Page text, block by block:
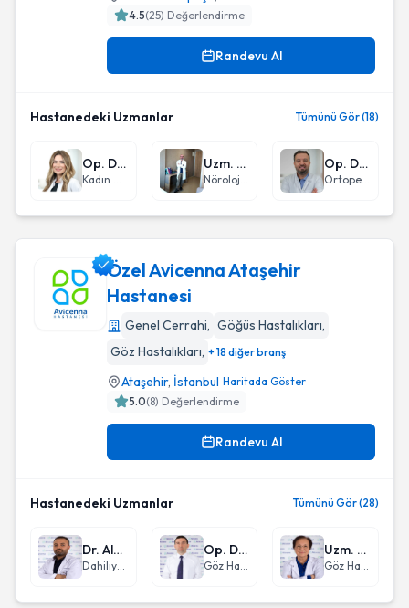
4.5(25) Değerlendirme
Randevu Al
Hastanedeki Uzmanlar Tümünü Gör (18)
Op. Dr. Feyza Gülgel Şen
Kadın Hastalıkları ve Doğum
Uzm. Dr. Serdar Taşdemir
Nöroloji (Beyin ve Sinir Hastalıkları)
Op. Dr. Kemal Şahan
Ortopedi ve Travmatoloji
Özel Avicenna Ataşehir
Hastanesi
Genel Cerrahi, Göğüs Hastalıkları,
Göz Hastalıkları, + 18 diğer branş
Ataşehir, İstanbul Haritada Göster
5.0(8) Değerlendirme
Randevu Al
Hastanedeki Uzmanlar Tümünü Gör (28)
Dr. Alper Daşkın
Dahiliye - İç Hastalıkları
Op. Dr. Yasin Yılmaz
Göz Hastalıkları
Uzm. Dr. Zübeyde Nurten Yıldız
Göz Hastalıkları